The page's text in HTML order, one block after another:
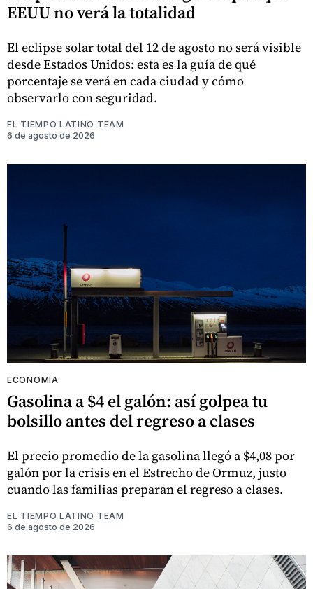
EEUU no verá la totalidad
El eclipse solar total del 12 de agosto no será visible
desde Estados Unidos: esta es la guía de qué
porcentaje se verá en cada ciudad y cómo
observarlo con seguridad.
EL TIEMPO LATINO TEAM
6 de agosto de 2026
ECONOMÍA
Gasolina a $4 el galón: así golpea tu
bolsillo antes del regreso a clases
El precio promedio de la gasolina llegó a $4,08 por
galón por la crisis en el Estrecho de Ormuz, justo
cuando las familias preparan el regreso a clases.
EL TIEMPO LATINO TEAM
6 de agosto de 2026